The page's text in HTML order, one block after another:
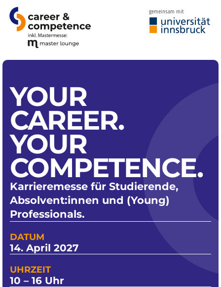
gemeinsam mit
YOUR
CAREER.
YOUR
COMPETENCE.
Karrieremesse für Studierende,
Absolvent:innen und (Young)
Professionals.
DATUM
14. April 2027
UHRZEIT
10 – 16 Uhr